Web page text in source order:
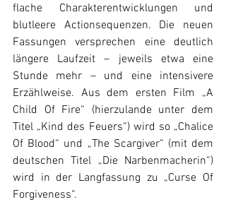
flache Charakterentwicklungen und
blutleere Actionsequenzen. Die neuen
Fassungen versprechen eine deutlich
längere Laufzeit – jeweils etwa eine
Stunde mehr – und eine intensivere
Erzählweise. Aus dem ersten Film „A
Child Of Fire“ (hierzulande unter dem
Titel „Kind des Feuers“) wird so „Chalice
Of Blood“ und „The Scargiver“ (mit dem
deutschen Titel „Die Narbenmacherin“)
wird in der Langfassung zu „Curse Of
Forgiveness“.